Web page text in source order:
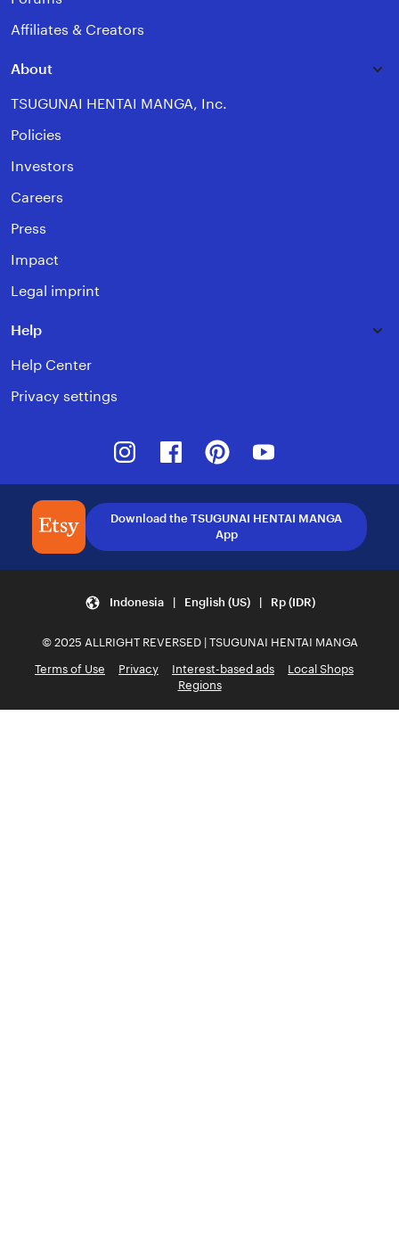
Affiliates & Creators
About
TSUGUNAI HENTAI MANGA, Inc.
Policies
Investors
Careers
Press
Impact
Legal imprint
Help
Help Center
Privacy settings
InstagramFacebookPinterest
Download the TSUGUNAI HENTAI MANGA
App
Indonesia | English (US) | Rp (IDR)
© 2025 ALLRIGHT REVERSED | TSUGUNAI HENTAI MANGA
Terms of Use
Privacy Interest-based ads
Local Shops
Regions